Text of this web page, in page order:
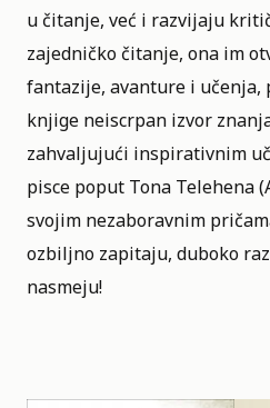
u čitanje, već i razvijaju
zajedničko čitanje, ona im
fantazije, avanture i učenja,
knjige neiscrpan izvor
zahvaljujući inspirativnim
pisce poput Tona Telehena
svojim nezaboravnim
ozbiljno zapitaju, duboko
nasmeju!